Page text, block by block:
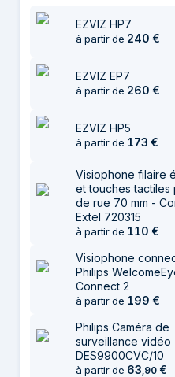
27 juillet 2026
2 août 2026EZVIZ HP7
à partir de 240 €
EZVIZ EP7
à partir de 260 €
EZVIZ HP5
à partir de 173 €
Visiophone filaire
et touches tactiles
de rue 70 mm -
Extel 720315
à partir de 110 €
Visiophone
Philips
Connect 2
à partir de 199 €
Philips Caméra de
surveillance vidéo
DES9900CVC/10
à partir de 63,90 €